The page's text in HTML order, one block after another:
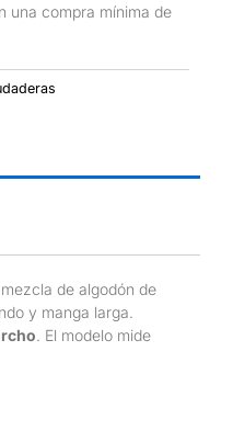
una compra mínima de
de algodón de
y manga larga.
. El modelo mide